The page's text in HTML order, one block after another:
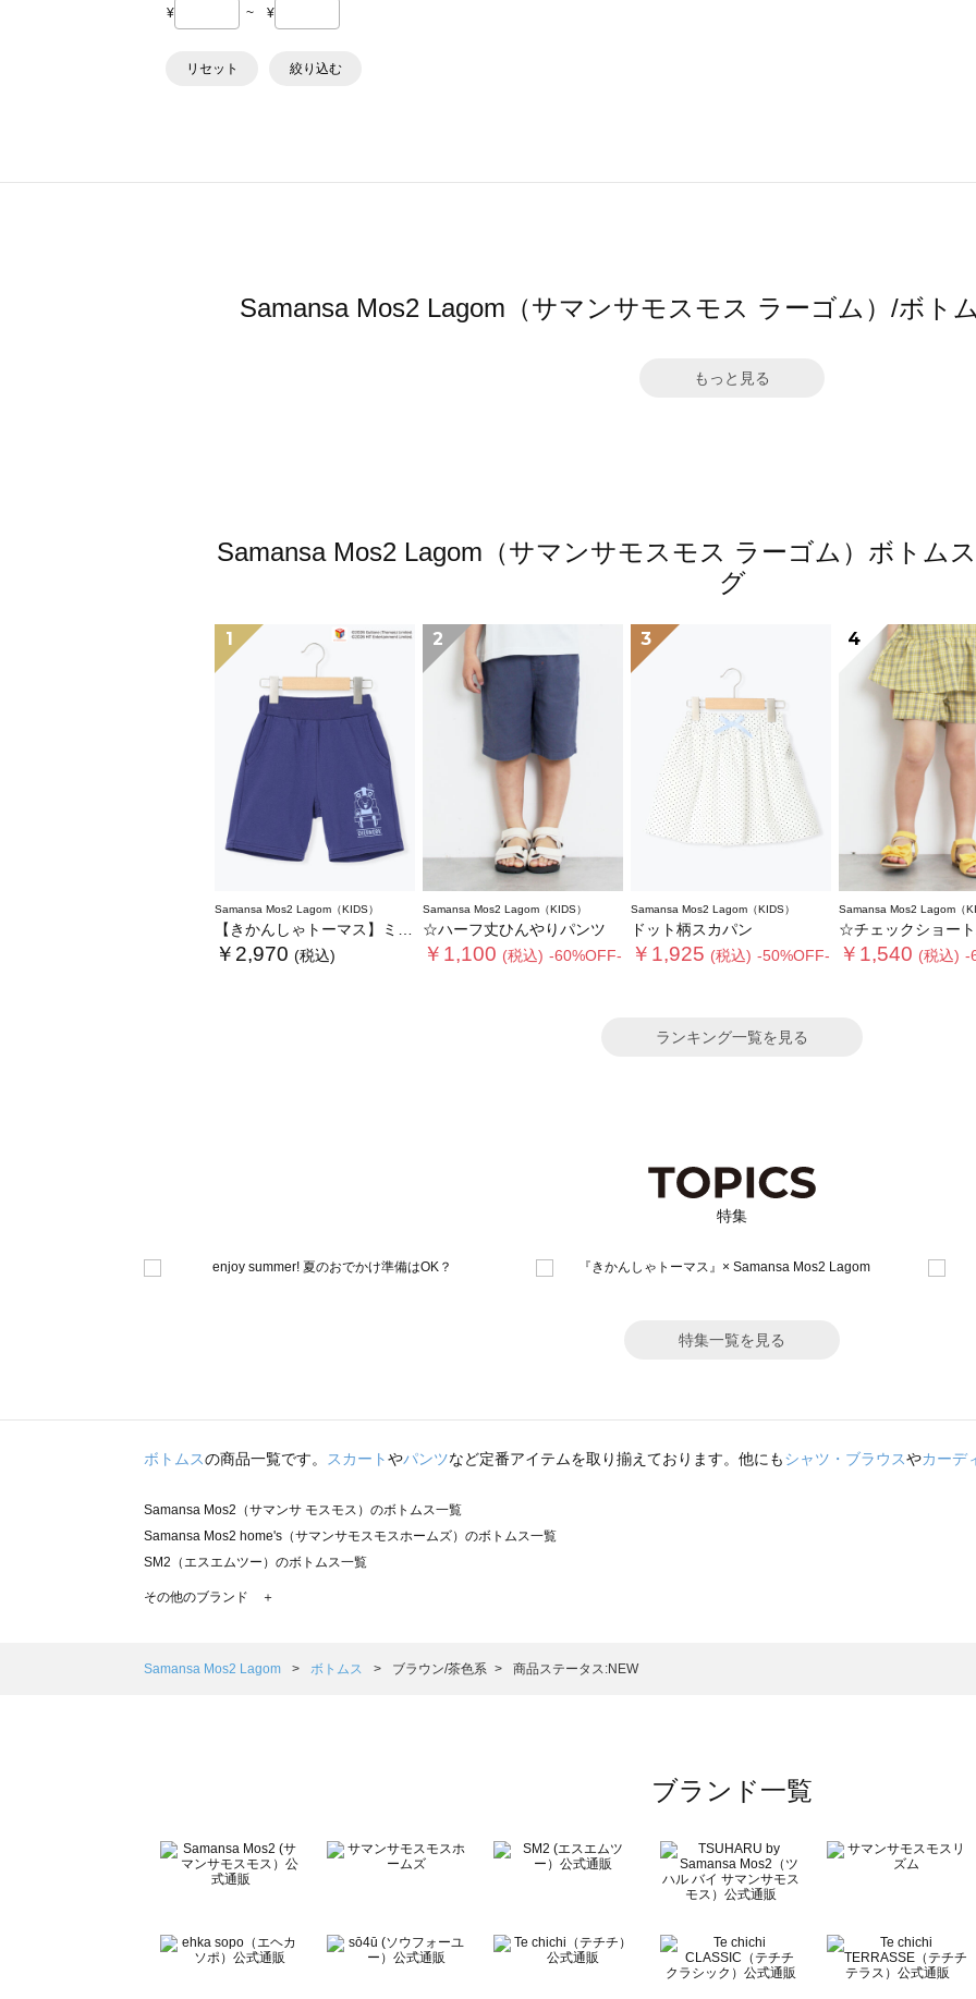
¥ ~ ¥
リセット 絞り込む
Samansa Mos2 Lagom（サマンサモスモス ラーゴム）/ボト
もっと見る
Samansa Mos2 Lagom（サマンサモスモス ラーゴム）ボトム
グ
1
Samansa Mos2 Lagom（KIDS）
【きかんしゃトーマス】ミニ裏毛ハーフパンツ
￥2,970 (税込)
2
Samansa Mos2 Lagom（KIDS）
☆ハーフ丈ひんやりパンツ
￥1,100 (税込) -60%OFF-
3
Samansa Mos2 Lagom（KIDS）
ドット柄スカパン
￥1,925 (税込) -50%OFF-
4
Samansa Mos2 Lagom（
☆チェックショートパンツ(セッ
￥1,540 (税込) -
ランキング一覧を見る
特集
特集一覧を見る
ボトムスの商品一覧です。 スカートやパンツなど定番アイテムを取り揃えております。他にもシャツ・ブラウスやカーデ
Samansa Mos2（サマンサ モスモス）のボトムス一覧
Samansa Mos2 home's（サマンサモスモスホームズ）のボトムス一覧
SM2（エスエムツー）のボトムス一覧
TSUHARU by Samansa Mos2（ツハルバイサマンサモスモス）のボトムス一覧
Samansa Mos2 Lagom（サマンサモスモス ラーゴム）のボトムス一覧
BETTY'S BLUE（べティーズブルー）のボトムス一覧
Wpc.（ワールドパーティー）のボトムス一覧
その他のブランド ＋
Samansa Mos2 Lagom ボトムス ブラウン/茶色系 商品ステータス:NEW
ブランド一覧